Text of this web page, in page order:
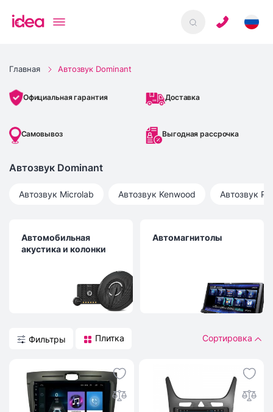
Главная Автозвук Dominant
Официальная гарантия Доставка
Самовывоз Выгодная рассрочка
Автозвук Dominant
Автозвук Microlab Автозвук Kenwood Автозвук
Автомобильная
акустика и колонки
Автомагнитолы
Фильтры Плитка Сортировка